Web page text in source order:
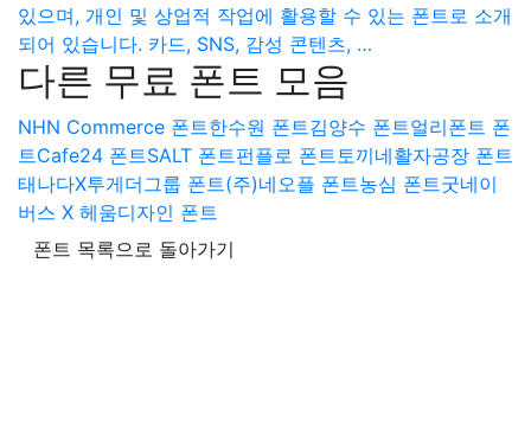
있으며, 개인 및 상업적 작업에 활용할 수 있는 폰트로 소개
되어 있습니다. 카드, SNS, 감성 콘텐츠, …
다른 무료 폰트 모음
NHN Commerce 폰트한수원 폰트김양수 폰트얼리폰트 폰
트Cafe24 폰트SALT 폰트펀플로 폰트토끼네활자공장 폰트
태나다X투게더그룹 폰트(주)네오플 폰트농심 폰트굿네이
버스 X 헤움디자인 폰트
폰트 목록으로 돌아가기